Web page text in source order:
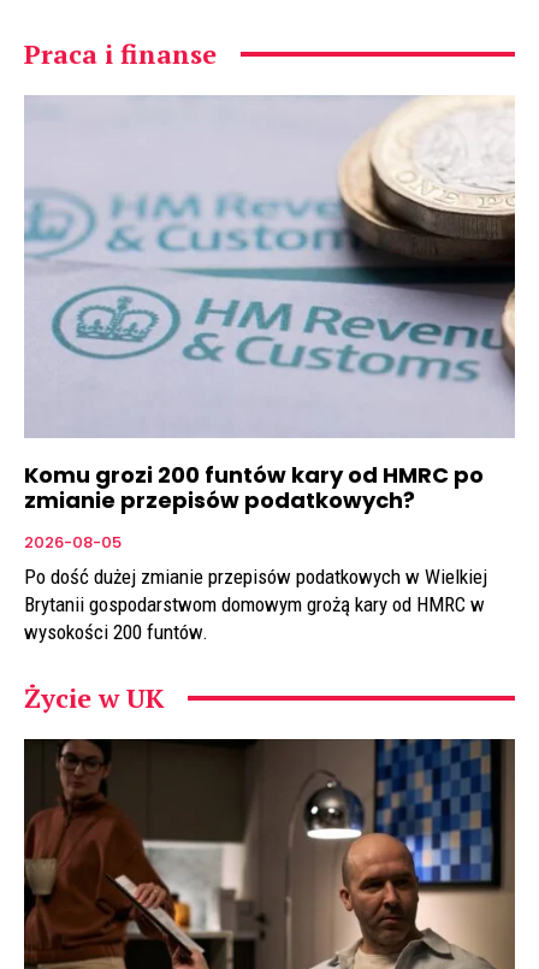
Praca i finanse
Komu grozi 200 funtów kary od HMRC po
zmianie przepisów podatkowych?
2026-08-05
Po dość dużej zmianie przepisów podatkowych w Wielkiej
Brytanii gospodarstwom domowym grożą kary od HMRC w
wysokości 200 funtów.
Życie w UK